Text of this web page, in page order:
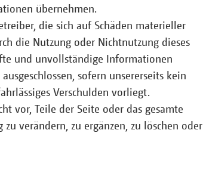
übernehmen.
die sich auf Schäden materieller
die Nutzung oder Nichtnutzung dieses
und unvollständige Informationen
sofern unsererseits kein
Verschulden vorliegt.
vor, Teile der Seite oder das gesamte
verändern, zu ergänzen, zu löschen oder